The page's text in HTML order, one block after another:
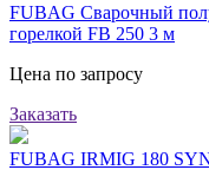
FUBAG Сварочный
горелкой FB 250 3 м
Цена по запросу
Заказать
FUBAG IRMIG 180